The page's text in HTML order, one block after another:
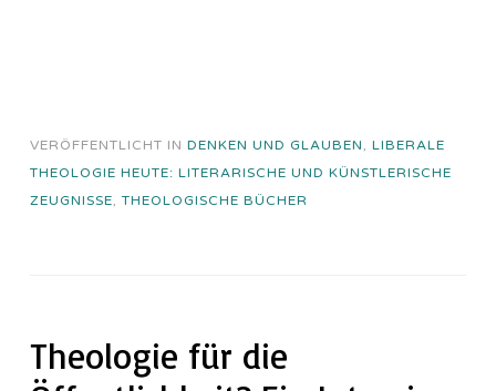
VERÖFFENTLICHT IN DENKEN UND GLAUBEN, LIBERALE
THEOLOGIE HEUTE: LITERARISCHE UND KÜNSTLERISCHE
ZEUGNISSE, THEOLOGISCHE BÜCHER
Theologie für die